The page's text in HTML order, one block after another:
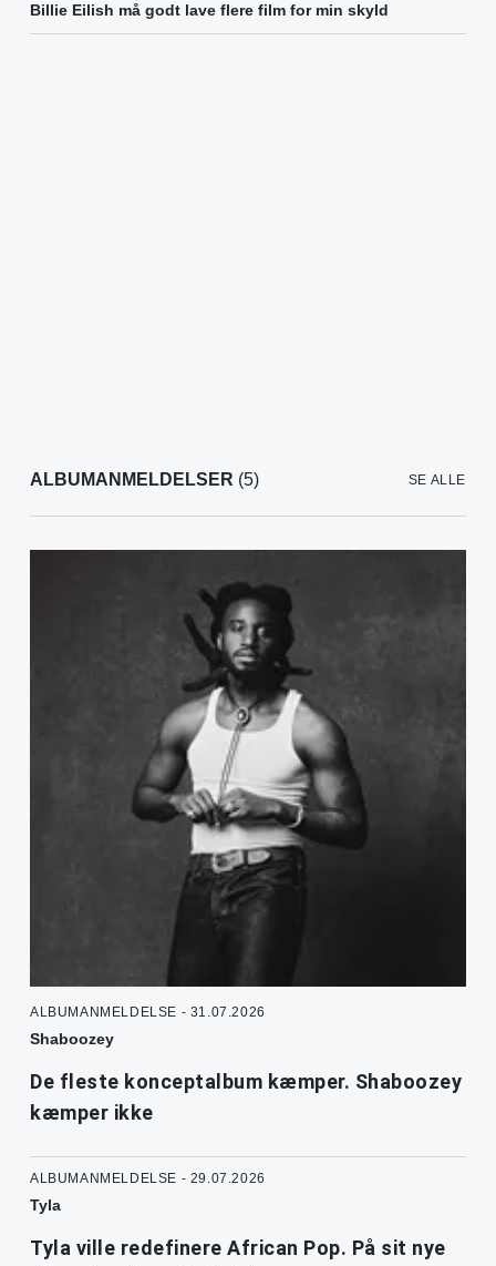
Billie Eilish må godt lave flere film for min skyld
ALBUMANMELDELSER (5) SE ALLE
ALBUMANMELDELSE - 31.07.2026
Shaboozey
De fleste konceptalbum kæmper. Shaboozey
kæmper ikke
ALBUMANMELDELSE - 29.07.2026
Tyla
Tyla ville redefinere African Pop. På sit nye